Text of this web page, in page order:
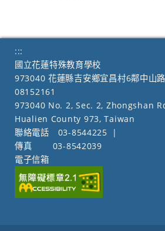
:::
國立花蓮特殊教育學校
973040 花蓮縣吉安鄉宜昌村6鄰中山
08152161
973040 No. 2, Sec. 2, Zhongshan
Hualien County 973, Taiwan
聯絡電話
03-8544225
|
傳真
03-8542039
電子信箱